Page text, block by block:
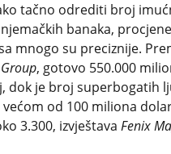
tačno odrediti broj
banaka,
mnogo su preciznije.
, gotovo 550.000
dok je broj superbogatih
od 100 miliona
3.300, izvještava Fenix